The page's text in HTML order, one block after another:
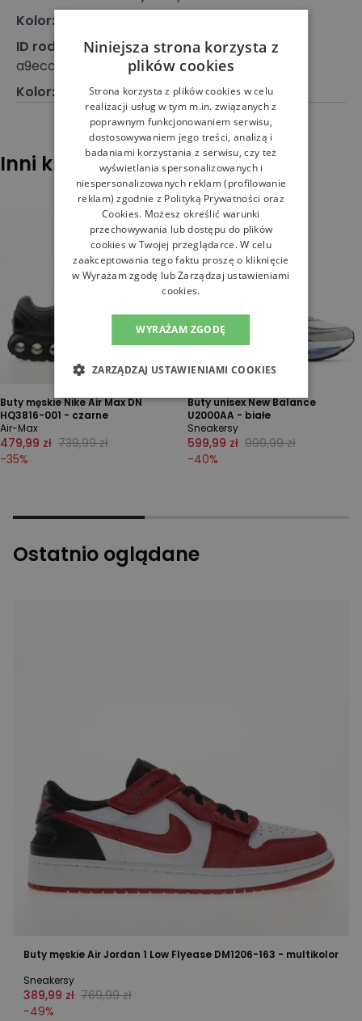
Kolor:
ID rodziny kolorów:
a9ecc691540cfb2c379c136992e2df0b
Kolor:
Inni klienci sprawdzali również
Buty męskie Nike Air Max DN
HQ3816-001 - czarne
Air-Max
479,99 zł 739,99 zł
-35%
Buty unisex New Balance
U2000AA - białe
Sneakersy
599,99 zł 999,99 zł
-40%
Ostatnio oglądane
Buty męskie Air Jordan 1 Low Flyease DM1206-163 - multikolor
Sneakersy
389,99 zł 769,99 zł
-49%
Niniejsza strona korzysta z
plików cookies
Strona korzysta z plików cookies w celu
realizacji usług w tym m.in. związanych z
poprawnym funkcjonowaniem serwisu,
dostosowywaniem jego treści, analizą i
badaniami korzystania z serwisu, czy też
wyświetlania spersonalizowanych i
niespersonalizowanych reklam (profilowanie
reklam) zgodnie z Polityką Prywatności oraz
Cookies. Możesz określić warunki
przechowywania lub dostępu do plików
cookies w Twojej przeglądarce. W celu
zaakceptowania tego faktu proszę o kliknięcie
w Wyrażam zgodę lub Zarządzaj ustawieniami
cookies.
WYRAŻAM ZGODĘ
ZARZĄDZAJ USTAWIENIAMI COOKIES